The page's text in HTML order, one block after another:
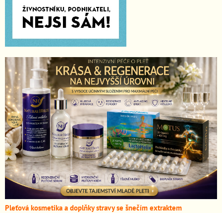
Pleťová kosmetika a doplňky stravy se šnečím extraktem